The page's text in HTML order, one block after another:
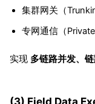
集群网关（
专网通信（Private
实现 多链路并发、
(3) Field Data